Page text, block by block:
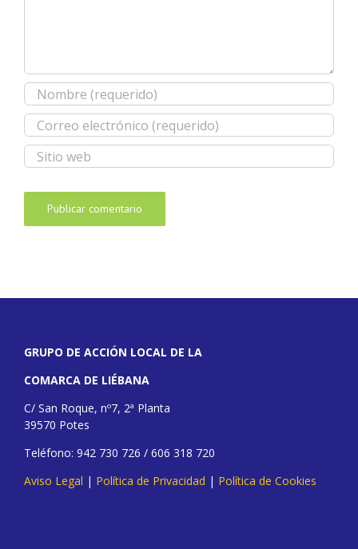
GRUPO DE ACCIÓN LOCAL DE LA
COMARCA DE LIÉBANA
C/ San Roque, nº7, 2ª Planta
39570 Potes
Teléfono: 942 730 726 / 606 318 720
Aviso Legal | Política de Privacidad | Política de Cookies